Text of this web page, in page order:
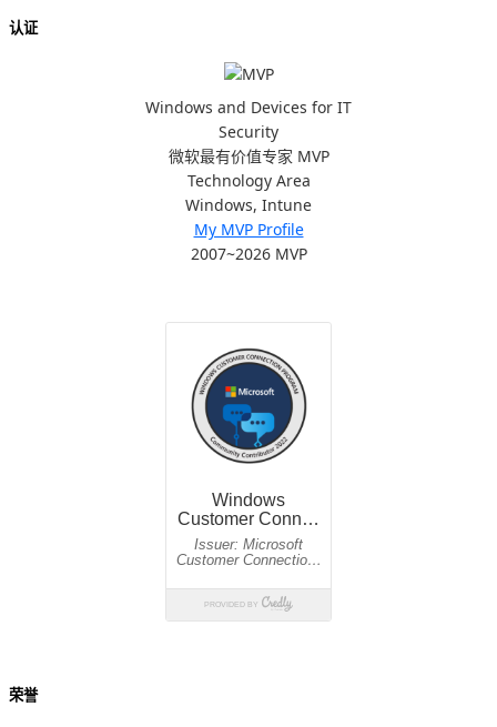
认证
Windows and Devices for IT
Security
微软最有价值专家 MVP
Technology Area
Windows, Intune
My MVP Profile
2007~2026 MVP
荣誉